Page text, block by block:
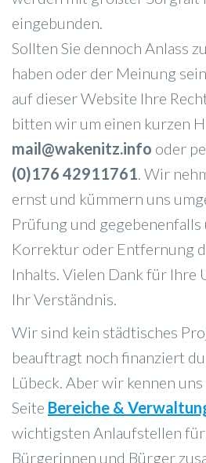
eingebunden.
Sollten Sie dennoch Anlass
haben oder der Meinung
auf dieser Website Ihre
bitten wir um einen kurzen
mail@wakenitz.info oder
(0)176 42911761. Wir
ernst und kümmern uns
Prüfung und
Korrektur oder Entfernung
Inhalts. Vielen Dank für Ihre
Ihr Verständnis.
Wir sind kein städtisches
beauftragt noch finanziert
Lübeck. Aber wir kennen
Seite Bereiche &
wichtigsten Anlaufstellen
Bürgerinnen und Bürger